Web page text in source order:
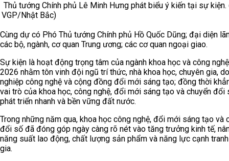
Thủ tướng Chính phủ Lê Minh Hưng phát biểu ý kiến tại sự kiện.
VGP/Nhật Bắc)
Cùng dự có Phó Thủ tướng Chính phủ Hồ Quốc Dũng; đại diện
các bộ, ngành, cơ quan Trung ương; các cơ quan ngoại giao.
Sự kiện là hoạt động trọng tâm của ngành khoa học và công
2026 nhằm tôn vinh đội ngũ trí thức, nhà khoa học, chuyên gia,
nghiệp công nghệ và cộng đồng đổi mới sáng tạo; đồng thời
vai trò của khoa học, công nghệ, đổi mới sáng tạo và chuyển đổi
phát triển nhanh và bền vững đất nước.
Trong những năm qua, khoa học công nghệ, đổi mới sáng tạo và
đổi số đã đóng góp ngày càng rõ nét vào tăng trưởng kinh tế,
năng suất lao động, chất lượng sản phẩm và năng lực cạnh
gia.